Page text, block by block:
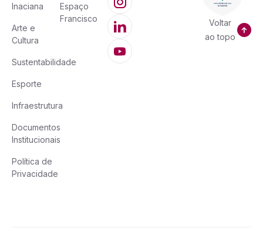
Inaciana
Arte e
Cultura
Sustentabilidade
Esporte
Infraestrutura
Documentos
Institucionais
Política de
Privacidade
Espaço
Francisco
Voltar
ao topo